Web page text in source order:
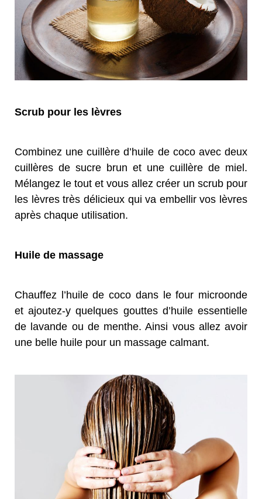
Scrub pour les lèvres
Combinez une cuillère d’huile de coco avec deux
cuillères de sucre brun et une cuillère de miel.
Mélangez le tout et vous allez créer un scrub pour
les lèvres très délicieux qui va embellir vos lèvres
après chaque utilisation.
Huile de massage
Chauffez l’huile de coco dans le four microonde
et ajoutez-y quelques gouttes d’huile essentielle
de lavande ou de menthe. Ainsi vous allez avoir
une belle huile pour un massage calmant.